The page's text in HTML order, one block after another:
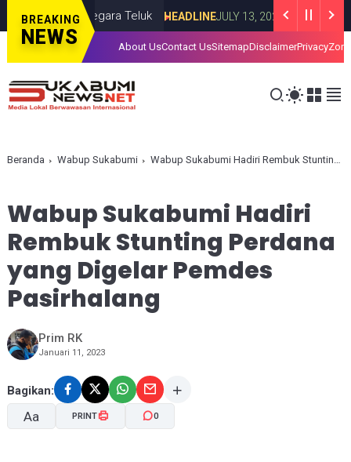
BREAKING
NEWS
Lima Negara Teluk HEADLINE JULY 13, 2026 Roy Suryo dan
About UsContact UsSitemapDisclaimerPrivacy
Beranda Wabup Sukabumi Wabup Sukabumi Hadiri Rembuk Stunting Perdana yang Digelar Pemdes Pasirhalang
Wabup Sukabumi Hadiri
Rembuk Stunting Perdana
yang Digelar Pemdes
Pasirhalang
Prim RK
Januari 11, 2023
Bagikan:
Aa PRINT 0